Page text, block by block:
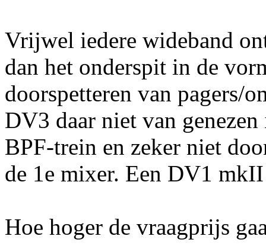
Vrijwel iedere wideband
dan het onderspit in de
doorspetteren van pagers/
DV3 daar niet van
BPF-trein en zeker niet
de 1e mixer. Een DV1
Hoe hoger de vraagprijs